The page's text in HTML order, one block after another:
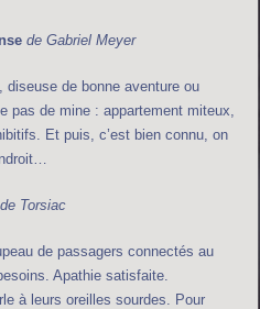
de Gabriel Meyer
diseuse de bonne aventure ou
pas de mine : appartement miteux,
Et puis, c’est bien connu, on
Torsiac
de passagers connectés au
Apathie satisfaite.
à leurs oreilles sourdes. Pour